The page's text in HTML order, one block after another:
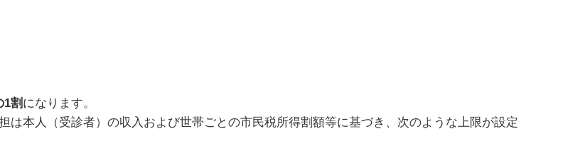
1割 になります。
は本人（受診者）の収入および世帯ごとの市民税所得割額等に基づき、次のような上限が設定